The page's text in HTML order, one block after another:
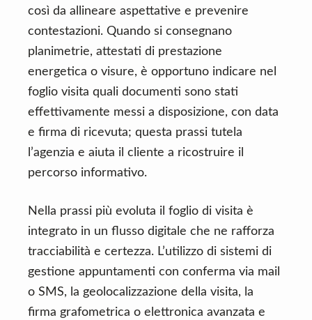
così da allineare aspettative e prevenire
contestazioni. Quando si consegnano
planimetrie, attestati di prestazione
energetica o visure, è opportuno indicare nel
foglio visita quali documenti sono stati
effettivamente messi a disposizione, con data
e firma di ricevuta; questa prassi tutela
l’agenzia e aiuta il cliente a ricostruire il
percorso informativo.
Nella prassi più evoluta il foglio di visita è
integrato in un flusso digitale che ne rafforza
tracciabilità e certezza. L’utilizzo di sistemi di
gestione appuntamenti con conferma via mail
o SMS, la geolocalizzazione della visita, la
firma grafometrica o elettronica avanzata e